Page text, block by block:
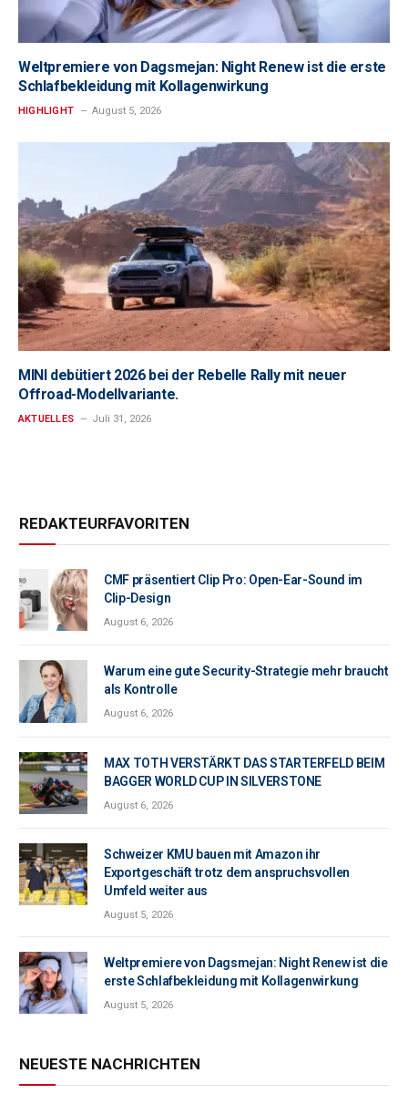
Weltpremiere von Dagsmejan: Night Renew ist die erste
Schlafbekleidung mit Kollagenwirkung
HIGHLIGHT August 5, 2026
MINI debütiert 2026 bei der Rebelle Rally mit neuer
Offroad-Modellvariante.
AKTUELLES Juli 31, 2026
REDAKTEURFAVORITEN
CMF präsentiert Clip Pro: Open-Ear-Sound im
Clip-Design
August 6, 2026
Warum eine gute Security-Strategie mehr braucht
als Kontrolle
August 6, 2026
MAX TOTH VERSTÄRKT DAS STARTERFELD BEIM
BAGGER WORLD CUP IN SILVERSTONE
August 6, 2026
Schweizer KMU bauen mit Amazon ihr
Exportgeschäft trotz dem anspruchsvollen
Umfeld weiter aus
August 5, 2026
Weltpremiere von Dagsmejan: Night Renew ist die
erste Schlafbekleidung mit Kollagenwirkung
August 5, 2026
NEUESTE NACHRICHTEN